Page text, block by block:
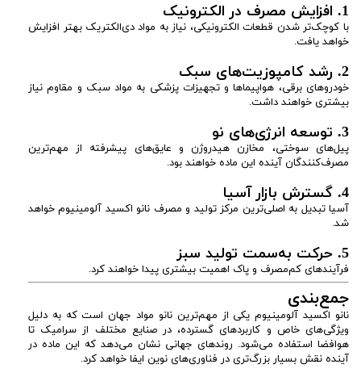
1. افزایش مصرف در الکترونیک
با کوچک‌تر شدن قطعات الکترونیکی، نیاز به مواد دی‌الکتریک بهتر افزایش
خواهد یافت.
2. رشد کامپوزیت‌های سبک
خودروهای برقی، هواپیماها و تجهیزات پزشکی به مواد سبک و مقاوم نیاز
بیشتری خواهند داشت.
3. توسعه انرژی‌های نو
پیل‌های سوختی، مخازن هیدروژن و عایق‌های پیشرفته از مهم‌ترین
مصرف‌کنندگان آینده این ماده خواهند بود.
4. گسترش بازار آسیا
آسیا تبدیل به اصلی‌ترین مرکز تولید و مصرف نانو اکسید آلومینیوم خواهد
شد.
5. حرکت به‌سمت تولید سبز
فرآیندهای کم‌مصرف و پاک اهمیت بیشتری پیدا خواهند کرد.
جمع‌بندی
نانو اکسید آلومینیوم یکی از مهم‌ترین نانو مواد جهان است که به دلیل
ویژگی‌های خاص و کاربردهای گسترده، در صنایع مختلف از سرامیک تا
هوافضا استفاده می‌شود. روندهای جهانی نشان می‌دهد که این ماده در
آینده نقش بسیار بزرگ‌تری در فناوری‌های نوین ایفا خواهد کرد.